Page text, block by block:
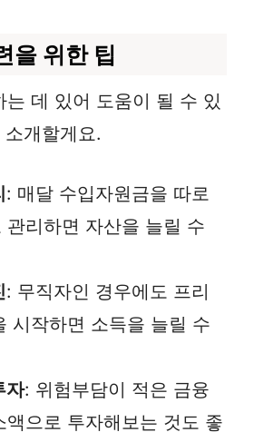
을 위한 팁
는 데 있어 도움이 될 수 있
개할게요.
: 매달 수입자원금을 따로
관리하면 자산을 늘릴 수
: 무직자인 경우에도 프리
시작하면 소득을 늘릴 수
자: 위험부담이 적은 금융
액으로 투자해보는 것도 좋